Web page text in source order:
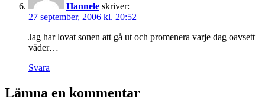
Hannele skriver:
27 september, 2006 kl. 20:52
Jag har lovat sonen att gå ut och promenera varje dag oavsett
väder…
Svara
Lämna en kommentar